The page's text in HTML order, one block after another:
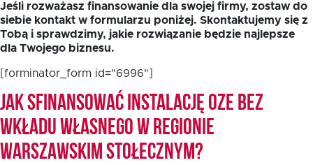
Jeśli rozważasz finansowanie dla swojej firmy, zostaw do
siebie kontakt w formularzu poniżej. Skontaktujemy się z
Tobą i sprawdzimy, jakie rozwiązanie będzie najlepsze
dla Twojego biznesu.
[forminator_form id="6996"]
Jak sfinansować instalację OZE bez
wkładu własnego w Regionie
Warszawskim Stołecznym?